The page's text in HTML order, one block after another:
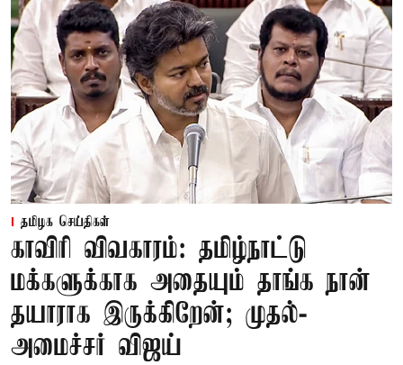
தமிழக செய்திகள்
காவிரி விவகாரம்: தமிழ்நாட்டு
மக்களுக்காக அதையும் தாங்க நான்
தயாராக இருக்கிறேன்; முதல்-
அமைச்சர் விஜய்